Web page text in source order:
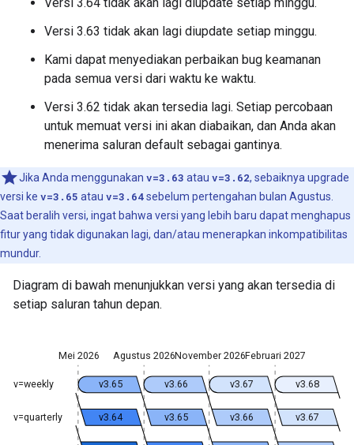
Versi 3.63 tidak akan lagi diupdate setiap minggu.
Kami dapat menyediakan perbaikan bug keamanan
pada semua versi dari waktu ke waktu.
Versi 3.62 tidak akan tersedia lagi. Setiap percobaan
untuk memuat versi ini akan diabaikan, dan Anda akan
menerima saluran default sebagai gantinya.
Jika Anda menggunakan v=3.63 atau v=3.62, sebaiknya upgrade
versi ke v=3.65 atau v=3.64sebelum pertengahan bulan Agustus.
Saat beralih versi, ingat bahwa versi yang lebih baru dapat menghapus
fitur yang tidak digunakan lagi, dan/atau menerapkan inkompatibilitas
mundur.
Diagram di bawah menunjukkan versi yang akan tersedia di
setiap saluran tahun depan.
v=weekly
v=quarterly
Mei 2026 Agustus 2026November 2026Februari 2027
v3.64
v3.65
v3.65
v3.66
v3.66
v3.67
v3.67
v3.68